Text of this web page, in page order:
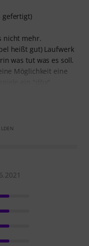
gefertigt)
nicht mehr.
heißt gut) Laufwerk
was tut was es soll.
Möglichkeit eine